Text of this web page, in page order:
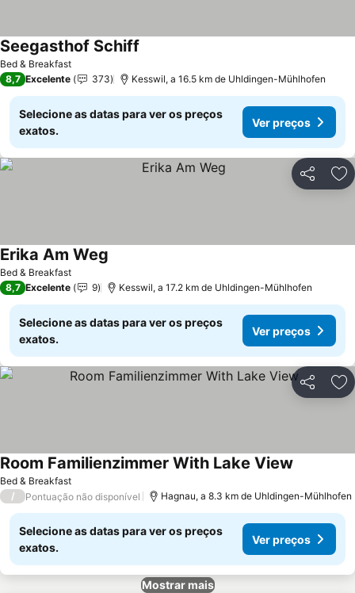
Bed & Breakfast
Seegasthof Schiff
8,7 Excelente 373 Kesswil, a 16.5 km de Uhldingen-Mühlhofen
Selecione as datas para ver os preços
exatos.
Ver preços
Partilhar
Bed & Breakfast
Erika Am Weg
8,7 Excelente 9 Kesswil, a 17.2 km de Uhldingen-Mühlhofen
Selecione as datas para ver os preços
exatos.
Ver preços
Partilhar
Bed & Breakfast
Room Familienzimmer With Lake View
/ Pontuação não disponível Hagnau, a 8.3 km de Uhldingen-Mühlhofen
Selecione as datas para ver os preços
exatos.
Ver preços
Mostrar mais